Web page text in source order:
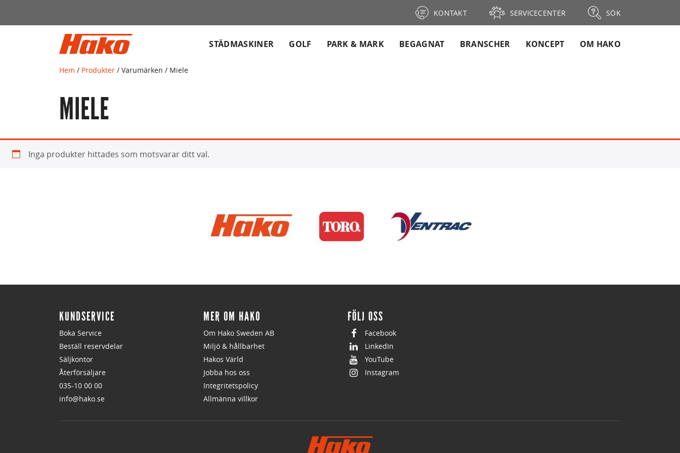
KONTAKT SERVICECENTER SÖK
STÄDMASKINER GOLF PARK & MARK BEGAGNAT BRANSCHER KONCEPT OM HAKO
Hem / Produkter / Varumärken / Miele
MIELE
Inga produkter hittades som motsvarar ditt val.
KUNDSERVICE
Boka Service
Beställ reservdelar
Säljkontor
Återförsäljare
035-10 00 00
info@hako.se
MER OM HAKO
Om Hako Sweden AB
Miljö & hållbarhet
Hakos Värld
Jobba hos oss
Integritetspolicy
Allmänna villkor
FÖLJ OSS
Facebook
LinkedIn
YouTube
Instagram